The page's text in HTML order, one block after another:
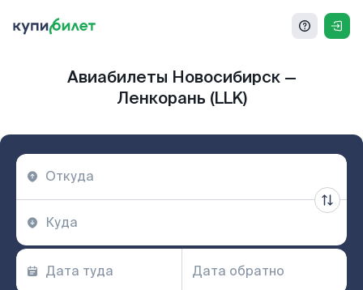
Авиабилеты Новосибирск —
Ленкорань (LLK)